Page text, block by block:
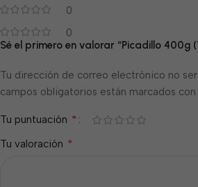
0
0
Sé el primero en valorar “Picadillo 400g
Tu dirección de correo electrónico no
campos obligatorios están marcados con
Tu puntuación *
Tu valoración *